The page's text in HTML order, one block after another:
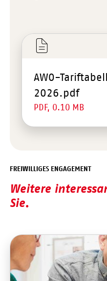
AWO-
2026.pdf
PDF, 0.10 MB
FREIWILLIGES ENGAGEMENT
Weitere
Sie.